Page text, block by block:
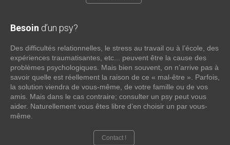
Besoin d’un psy?
Des difficultés relationnelles, le stress au travail ou à l’école, des
expériences traumatisantes, etc... peuvent être la cause des
problèmes psychologiques. Mais bien souvent, on n’arrive pas à
savoir quelle est réellement la raison de ce « mal-être ». Parfois,
la solution viendra de vous-même, de votre famille ou de vos
amis. Mais dans le cas contraire; consulter un psy peut vous
aider. Naturellement vous êtes libre d’en choisir un par vous-
même.
Contact !